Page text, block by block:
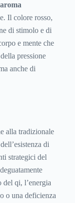
aroma
Il colore rosso,
di stimolo e di
e mente che
pressione
anche di
alla tradizionale
di
strategici del
qi, l’energia
o una deficienza